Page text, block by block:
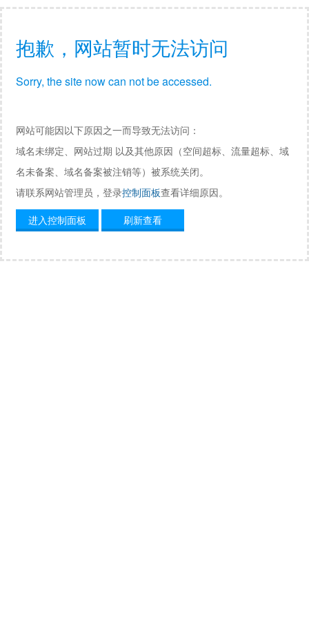
抱歉，网站暂时无法访问
Sorry, the site now can not be accessed.
网站可能因以下原因之一而导致无法访问：
域名未绑定、网站过期 以及其他原因（空间超标、流量超标、域
名未备案、域名备案被注销等）被系统关闭。
请联系网站管理员，登录控制面板查看详细原因。
进入控制面板
刷新查看